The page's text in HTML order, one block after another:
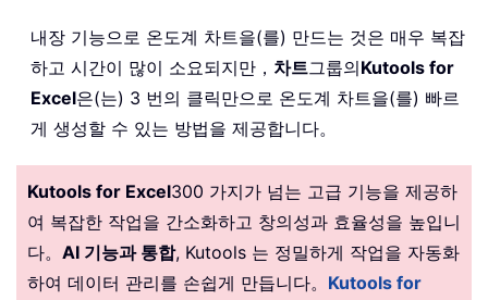
내장 기능으로 온도계 차트을(를) 만드는 것은 매우 복잡
하고 시간이 많이 소요되지만， 차트그룹의Kutools for
Excel은(는) 3 번의 클릭만으로 온도계 차트을(를) 빠르
게 생성할 수 있는 방법을 제공합니다。
Kutools for Excel300 가지가 넘는 고급 기능을 제공하
여 복잡한 작업을 간소화하고 창의성과 효율성을 높입니
다。 AI 기능과 통합, Kutools 는 정밀하게 작업을 자동화
하여 데이터 관리를 손쉽게 만듭니다。 Kutools for